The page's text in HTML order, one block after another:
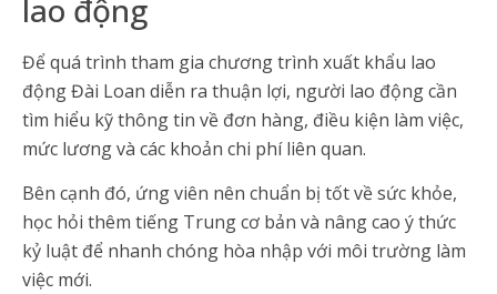
lao động
Để quá trình tham gia chương trình xuất khẩu lao
động Đài Loan diễn ra thuận lợi, người lao động cần
tìm hiểu kỹ thông tin về đơn hàng, điều kiện làm việc,
mức lương và các khoản chi phí liên quan.
Bên cạnh đó, ứng viên nên chuẩn bị tốt về sức khỏe,
học hỏi thêm tiếng Trung cơ bản và nâng cao ý thức
kỷ luật để nhanh chóng hòa nhập với môi trường làm
việc mới.